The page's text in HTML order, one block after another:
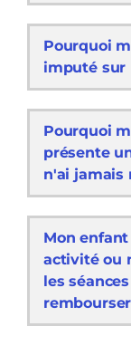
Pourquoi
imputé sur
Pourquoi
présente
n'ai jamais
Mon
activité ou
les